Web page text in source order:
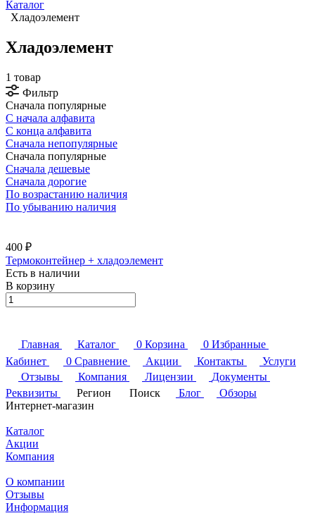
Каталог
Хладоэлемент
Хладоэлемент
1 товар
Фильтр
Сначала популярные
С начала алфавита
С конца алфавита
Сначала непопулярные
Сначала популярные
Сначала дешевые
Сначала дорогие
По возрастанию наличия
По убыванию наличия
400 ₽
Термоконтейнер + хладоэлемент
Есть в наличии
В корзину
Главная Каталог 0 Корзина 0 Избранные
Кабинет
0 Сравнение Акции Контакты
Услуги
Отзывы
Компания Лицензии
Документы
Реквизиты
Регион Поиск Блог
Обзоры
Интернет-магазин
Каталог
Акции
Компания
О компании
Отзывы
Информация